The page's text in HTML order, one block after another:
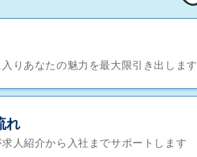
りあなたの魅力を最大限引き出します
れ
人紹介から入社までサポートします